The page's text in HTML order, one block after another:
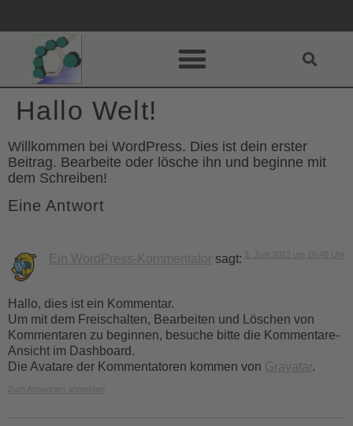
Hallo Welt!
Willkommen bei WordPress. Dies ist dein erster
Beitrag. Bearbeite oder lösche ihn und beginne mit
dem Schreiben!
Eine Antwort
Ein WordPress-Kommentator sagt: 3. Juni 2022 um 16:48 Uhr
Hallo, dies ist ein Kommentar.
Um mit dem Freischalten, Bearbeiten und Löschen von
Kommentaren zu beginnen, besuche bitte die Kommentare-
Ansicht im Dashboard.
Die Avatare der Kommentatoren kommen von Gravatar.
Zum Antworten anmelden